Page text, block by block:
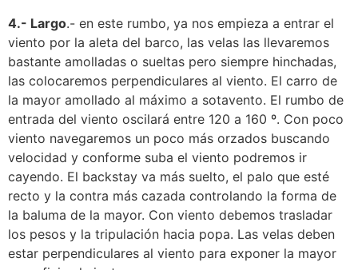
4.- Largo.- en este rumbo, ya nos empieza a entrar el
viento por la aleta del barco, las velas las llevaremos
bastante amolladas o sueltas pero siempre hinchadas,
las colocaremos perpendiculares al viento. El carro de
la mayor amollado al máximo a sotavento. El rumbo de
entrada del viento oscilará entre 120 a 160 º. Con poco
viento navegaremos un poco más orzados buscando
velocidad y conforme suba el viento podremos ir
cayendo. El backstay va más suelto, el palo que esté
recto y la contra más cazada controlando la forma de
la baluma de la mayor. Con viento debemos trasladar
los pesos y la tripulación hacia popa. Las velas deben
estar perpendiculares al viento para exponer la mayor